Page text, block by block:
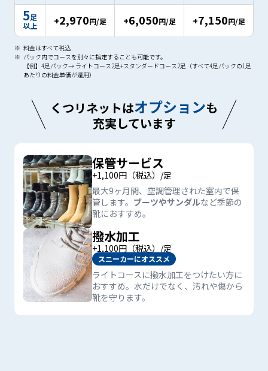
5足
以上
+2,970円/足 +6,050円/足 +7,150円/足
料金はすべて税込
パック内でコースを別々に指定することも可能です。
【例】4足パック→ ライトコース2足+スタンダードコース2足（すべて4足パックの1足
あたりの料金単価が適用）
くつリネットはオプションも
充実しています
保管サービス
+1,100円（税込）/足
最大9ヶ月間、空調管理された室内で保
管します。 ブーツやサンダルなど季節の
靴におすすめ。
撥水加工
+1,100円（税込）/足
スニーカーにオススメ
ライトコースに撥水加工をつけたい方に
おすすめ。水だけでなく、汚れや傷から
靴を守ります。